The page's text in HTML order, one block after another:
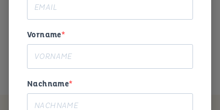
Begeisterung und Humor die
Das ist mein Anliegen.
Vorname
Nachname